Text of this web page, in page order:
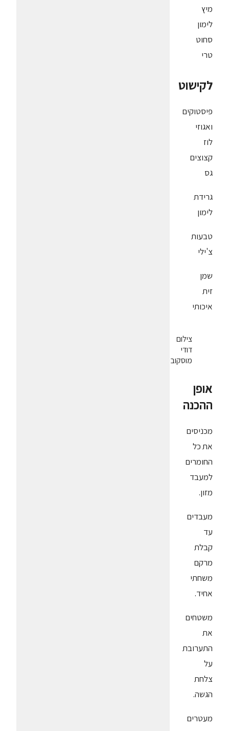
מיץ
לימון
סחוט
טרי
לקישוט
פיסטוקים
ואגוזי
לוז
קצוצים
גס
גרידת
לימון
טבעות
צ'ילי
שמן
זית
איכותי
צילום
דודי
מוסקוביץ
אופן
ההכנה
מכניסים
את כל
החומרים
למעבד
מזון.
מעבדים
עד
קבלת
מרקם
משחתי
אחיד.
משטחים
את
התערובת
על
צלחת
הגשה.
מעטרים